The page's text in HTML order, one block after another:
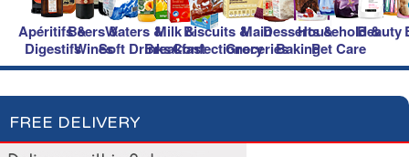
Apéritifs &
Digestifs
Beers &
Wines
Waters &
Soft Drinks
Milk &
Breakfast
Biscuits &
Confectionery
Main
Groceries
Desserts &
Baking
Household &
Pet Care
Beauty
FREE DELIVERY